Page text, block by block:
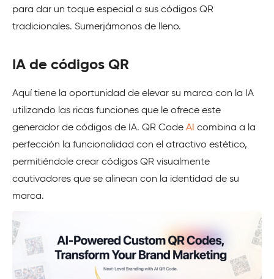
para dar un toque especial a sus códigos QR
tradicionales. Sumerjámonos de lleno.
IA de códigos QR
Aquí tiene la oportunidad de elevar su marca con la IA
utilizando las ricas funciones que le ofrece este
generador de códigos de IA. QR Code AI combina a la
perfección la funcionalidad con el atractivo estético,
permitiéndole crear códigos QR visualmente
cautivadores que se alinean con la identidad de su
marca.